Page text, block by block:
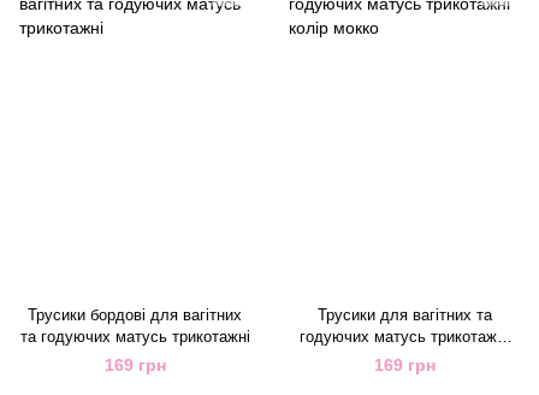
Трусики бордові для вагітних
та годуючих матусь трикотажні
169 грн
Трусики для вагітних та
годуючих матусь трикотажні
колір мокко
169 грн